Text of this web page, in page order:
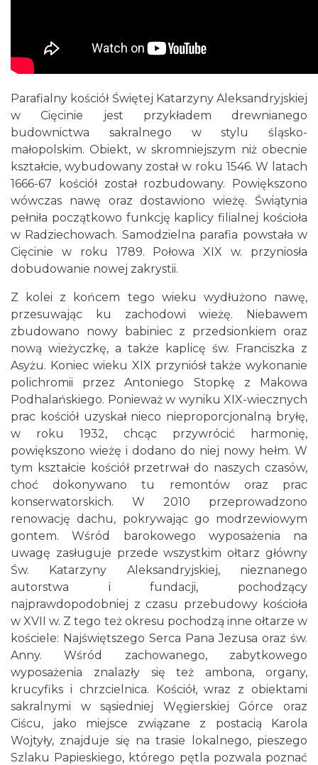
Parafialny kościół Świętej Katarzyny Aleksandryjskiej
w Cięcinie jest przykładem drewnianego
budownictwa sakralnego w stylu śląsko-
małopolskim. Obiekt, w skromniejszym niż obecnie
kształcie, wybudowany został w roku 1546. W latach
1666-67 kościół został rozbudowany. Powiększono
wówczas nawę oraz dostawiono wieżę. Świątynia
pełniła początkowo funkcję kaplicy filialnej kościoła
w Radziechowach. Samodzielna parafia powstała w
Cięcinie w roku 1789. Połowa XIX w. przyniosła
dobudowanie nowej zakrystii.
Z kolei z końcem tego wieku wydłużono nawę,
przesuwając ku zachodowi wieżę. Niebawem
zbudowano nowy babiniec z przedsionkiem oraz
nową wieżyczkę, a także kaplicę św. Franciszka z
Asyżu. Koniec wieku XIX przyniósł także wykonanie
polichromii przez Antoniego Stopkę z Makowa
Podhalańskiego. Ponieważ w wyniku XIX-wiecznych
prac kościół uzyskał nieco nieproporcjonalną bryłę,
w roku 1932, chcąc przywrócić harmonię,
powiększono wieżę i dodano do niej nowy hełm. W
tym kształcie kościół przetrwał do naszych czasów,
choć dokonywano tu remontów oraz prac
konserwatorskich. W 2010 przeprowadzono
renowację dachu, pokrywając go modrzewiowym
gontem. Wśród barokowego wyposażenia na
uwagę zasługuje przede wszystkim ołtarz główny
Św. Katarzyny Aleksandryjskiej, nieznanego
autorstwa i fundacji, pochodzący
najprawdopodobniej z czasu przebudowy kościoła
w XVII w. Z tego też okresu pochodzą inne ołtarze w
kościele: Najświętszego Serca Pana Jezusa oraz św.
Anny. Wśród zachowanego, zabytkowego
wyposażenia znalazły się też ambona, organy,
krucyfiks i chrzcielnica. Kościół, wraz z obiektami
sakralnymi w sąsiedniej Węgierskiej Górce oraz
Ciścu, jako miejsce związane z postacią Karola
Wojtyły, znajduje się na trasie lokalnego, pieszego
Szlaku Papieskiego, którego pętla pozwala poznać